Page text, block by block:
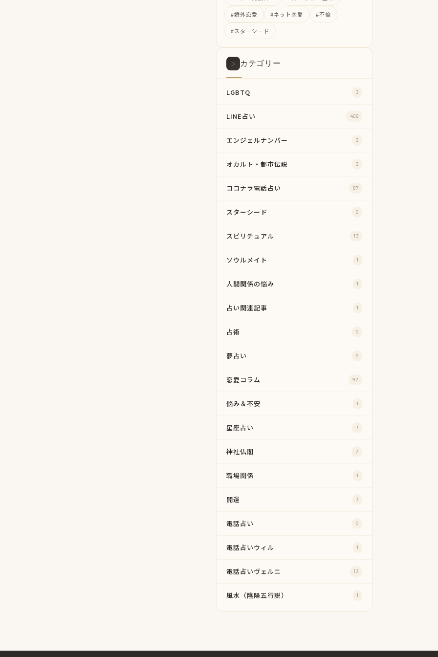
#婚外恋愛 #ネット恋愛 #不倫
#スターシード
▷ カテゴリー
LGBTQ 3
LINE占い 408
エンジェルナンバー 3
オカルト・都市伝説 3
ココナラ電話占い 87
スターシード 6
スピリチュアル 13
ソウルメイト 1
人間関係の悩み 1
占い関連記事 1
占術 0
夢占い 6
恋愛コラム 92
悩み＆不安 1
星座占い 3
神社仏閣 2
職場関係 1
開運 3
電話占い 0
電話占いウィル 1
電話占いヴェルニ 13
風水（陰陽五行説） 1